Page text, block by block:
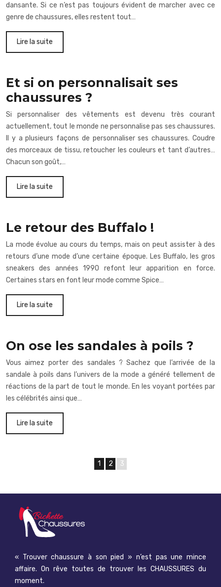
dansante. Si ce n’est pas toujours évident de marcher avec ce
genre de chaussures, elles restent tout…
Lire la suite
Et si on personnalisait ses
chaussures ?
Si personnaliser des vêtements est devenu très courant
actuellement, tout le monde ne personnalise pas ses chaussures.
Il y a plusieurs façons de personnaliser ses chaussures. Coudre
des morceaux de tissu, retoucher les couleurs et tant d’autres…
Chacun son goût,…
Lire la suite
Le retour des Buffalo !
La mode évolue au cours du temps, mais on peut assister à des
retours d’une mode d’une certaine époque. Les Buffalo, les gros
sneakers des années 1990 refont leur apparition en force.
Certaines stars en font leur mode comme Spice…
Lire la suite
On ose les sandales à poils ?
Vous aimez porter des sandales ? Sachez que l’arrivée de la
sandale à poils dans l’univers de la mode a généré tellement de
réactions de la part de tout le monde. En les voyant portées par
les célébrités ainsi que…
Lire la suite
1 2 3
« Trouver chaussure à son pied » n’est pas une mince
affaire. On rêve toutes de trouver les CHAUSSURES du
moment.